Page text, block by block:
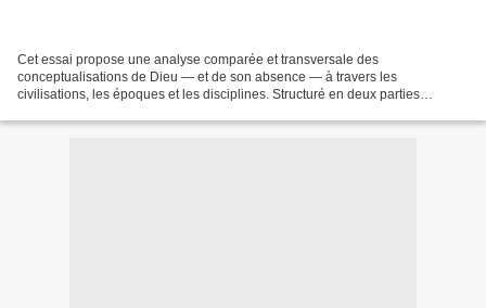
Cet essai propose une analyse comparée et transversale des
conceptualisations de Dieu — et de son absence — à travers les
civilisations, les époques et les disciplines. Structuré en deux parties